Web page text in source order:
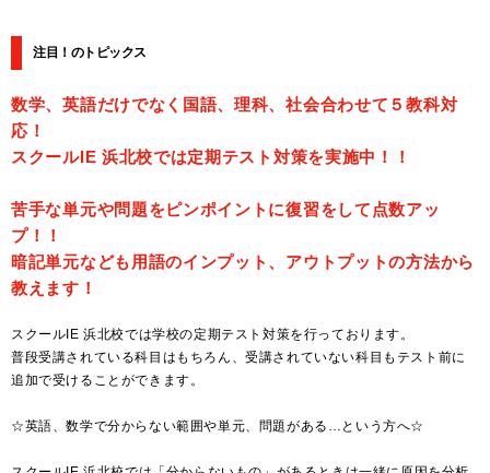
注目！のトピックス
数学、英語だけでなく国語、理科、社会合わせて５教科対
応！
スクールIE 浜北校では定期テスト対策を実施中！！
苦手な単元や問題をピンポイントに復習をして点数アッ
プ！！
暗記単元なども用語のインプット、アウトプットの方法から
教えます！
スクールIE 浜北校では学校の定期テスト対策を行っております。
普段受講されている科目はもちろん、受講されていない科目もテスト前に
追加で受けることができます。
☆英語、数学で分からない範囲や単元、問題がある…という方へ☆